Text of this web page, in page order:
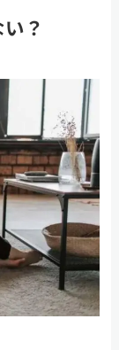
？